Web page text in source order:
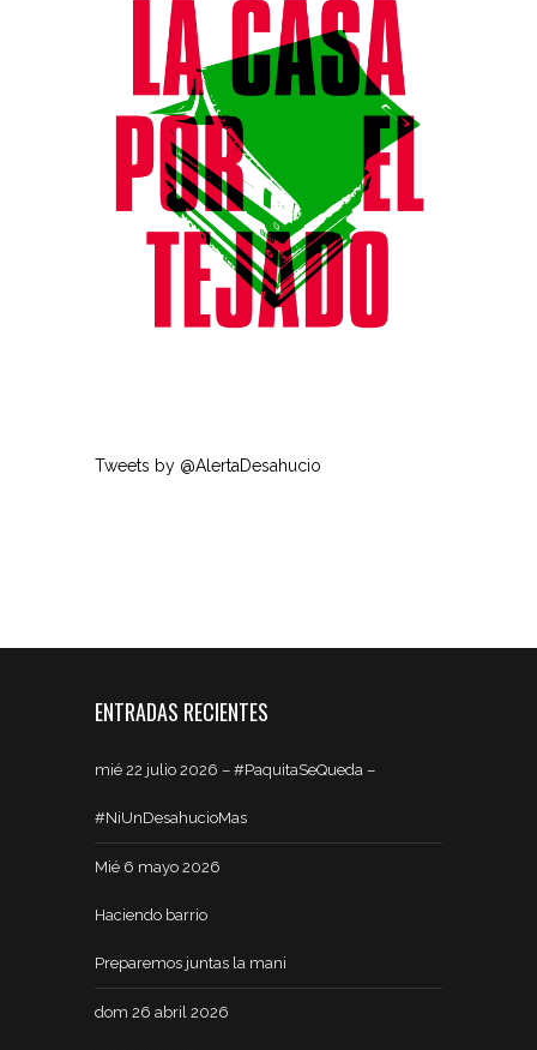
Tweets by @AlertaDesahucio
ENTRADAS RECIENTES
mié 22 julio 2026 – #PaquitaSeQueda –
#NiUnDesahucioMas
Mié 6 mayo 2026
Haciendo barrio
Preparemos juntas la mani
dom 26 abril 2026